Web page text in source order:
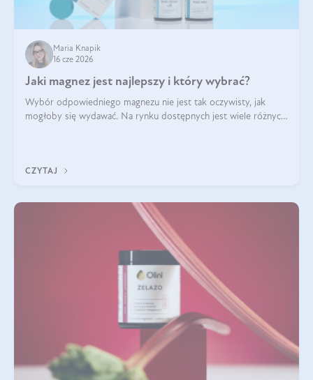
Maria Knapik
16 cze 2026
Jaki magnez jest najlepszy i który wybrać?
Wybór odpowiedniego magnezu nie jest tak oczywisty, jak
mogłoby się wydawać. Na rynku dostępnych jest wiele różnych
CZYTAJ